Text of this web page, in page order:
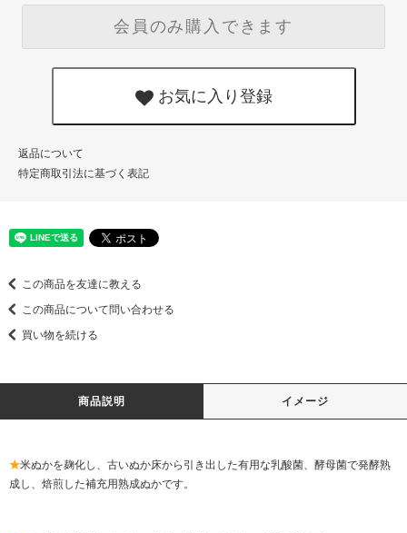
会員のみ購入できます
お気に入り登録
返品について
特定商取引法に基づく表記
この商品を友達に教える
この商品について問い合わせる
買い物を続ける
商品説明 イメージ
★米ぬかを麹化し、古いぬか床から引き出した有用な乳酸菌、酵母菌で発酵熟
成し、焙煎した補充用熟成ぬかです。